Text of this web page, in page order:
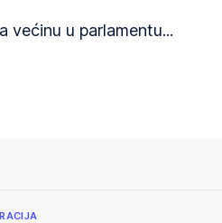
većinu u parlamentu...